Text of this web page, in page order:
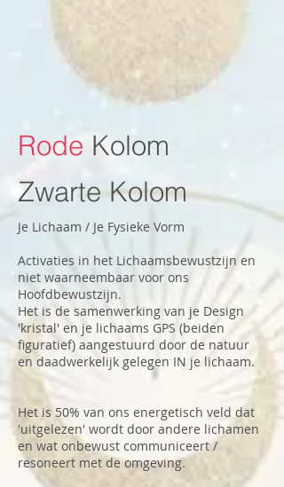
Rode Kolom
Zwarte Kolom
Je Lichaam / Je Fysieke Vorm
Activaties in het Lichaamsbewustzijn en
niet waarneembaar voor ons
Hoofdbewustzijn.
Het is de samenwerking van je Design
'kristal' en je lichaams GPS (beiden
figuratief) aangestuurd door de natuur
en daadwerkelijk gelegen IN je lichaam.
Het is 50% van ons energetisch veld dat
'uitgelezen' wordt door andere lichamen
en wat onbewust communiceert /
resoneert met de omgeving.